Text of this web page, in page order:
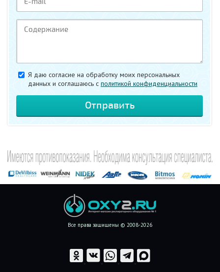
Я даю согласие на обработку моих персональных
данных и соглашаюсь c политикой конфиденциальности
Все права защищены © 2008-2026